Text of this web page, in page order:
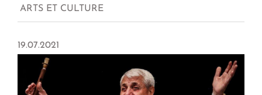
ARTS ET CULTURE
19.07.2021